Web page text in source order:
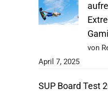
von
April 7, 2025
SUP Board Test